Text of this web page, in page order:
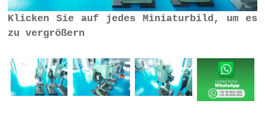
Klicken Sie auf jedes Miniaturbild, um es
zu vergrößern